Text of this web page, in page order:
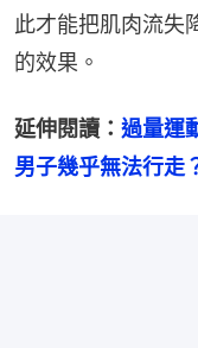
此才能把肌肉流失
的效果。
延伸閱讀： 過量運
男子幾乎無法行走